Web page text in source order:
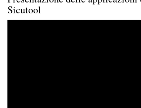
Sicutool